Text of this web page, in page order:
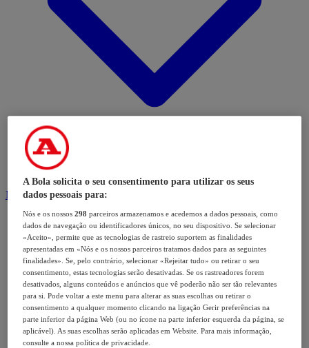
Modalidades
A Bola solicita o seu consentimento para utilizar os seus
dados pessoais para:
Nós e os nossos298 parceiros armazenamos e acedemos a dados pessoais, como
dados de navegação ou identificadores únicos, no seu dispositivo. Se selecionar
«Aceito», permite que as tecnologias de rastreio suportem as finalidades
apresentadas em «Nós e os nossos parceiros tratamos dados para as seguintes
finalidades». Se, pelo contrário, selecionar «Rejeitar tudo» ou retirar o seu
consentimento, estas tecnologias serão desativadas. Se os rastreadores forem
desativados, alguns conteúdos e anúncios que vê poderão não ser tão relevantes
para si. Pode voltar a este menu para alterar as suas escolhas ou retirar o
consentimento a qualquer momento clicando na ligação Gerir preferências na
parte inferior da página Web (ou no ícone na parte inferior esquerda da página, se
aplicável). As suas escolhas serão aplicadas em Website. Para mais informação,
consulte a nossa política de privacidade.